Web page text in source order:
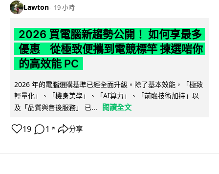
Lawton 19 小時
2026 買電腦新趨勢公開！ 如何享最多
優惠 從極致便攜到電競標竿 揀選啱你
的高效能 PC
2026 年的電腦選購基準已經全面升級。除了基本效能，「極致
輕量化」、「機身美學」、「AI算力」、「前瞻技術加持」以
及「品質與售後服務」 已...
閱讀全文
19 1 ↗ 分享